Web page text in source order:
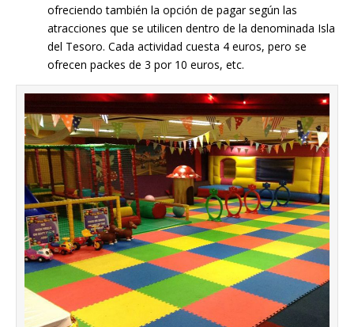
ofreciendo también la opción de pagar según las
atracciones que se utilicen dentro de la denominada Isla
del Tesoro. Cada actividad cuesta 4 euros, pero se
ofrecen packes de 3 por 10 euros, etc.